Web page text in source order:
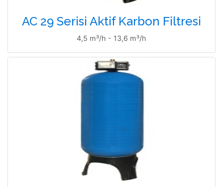
AC 29 Serisi Aktif Karbon Filtresi
4,5 m³/h - 13,6 m³/h